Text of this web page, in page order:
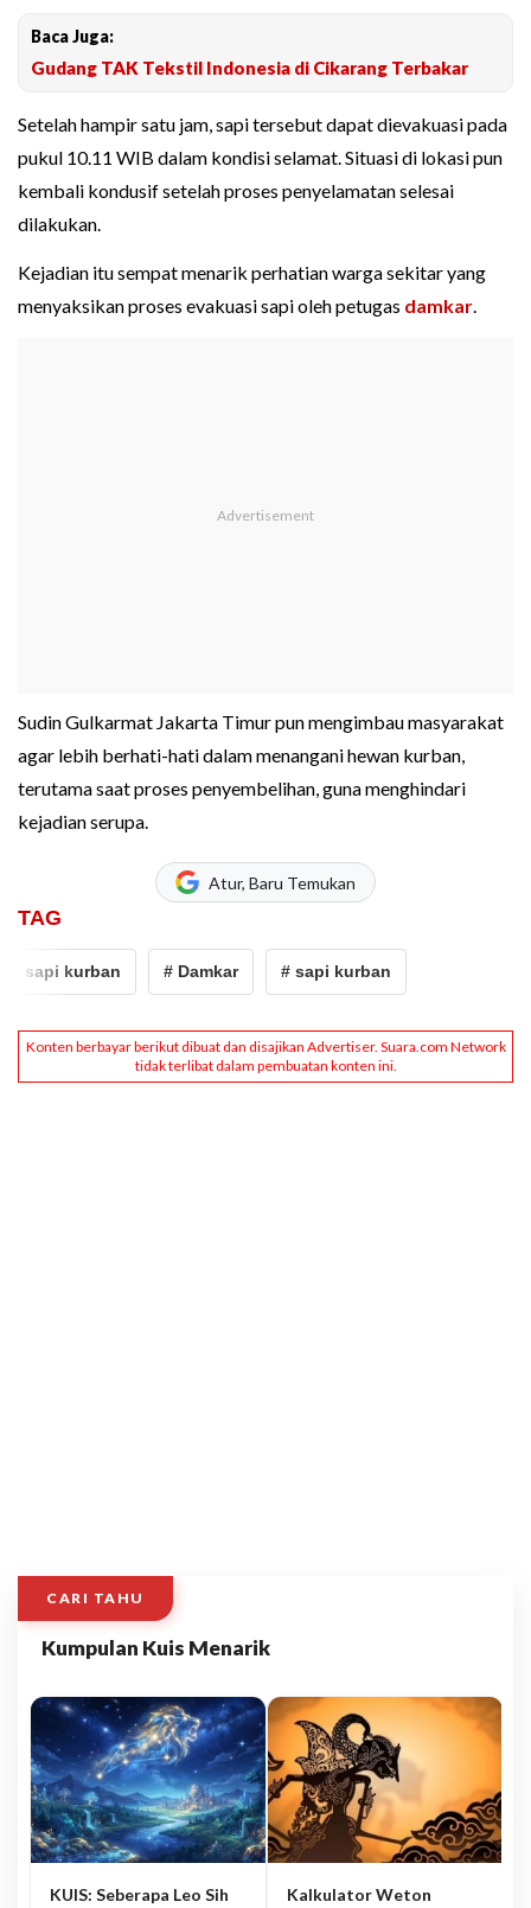
Baca Juga:
Gudang TAK Tekstil Indonesia di Cikarang Terbakar
Setelah hampir satu jam, sapi tersebut dapat dievakuasi pada
pukul 10.11 WIB dalam kondisi selamat. Situasi di lokasi pun
kembali kondusif setelah proses penyelamatan selesai
dilakukan.
Kejadian itu sempat menarik perhatian warga sekitar yang
menyaksikan proses evakuasi sapi oleh petugas damkar.
Sudin Gulkarmat Jakarta Timur pun mengimbau masyarakat
agar lebih berhati-hati dalam menangani hewan kurban,
terutama saat proses penyembelihan, guna menghindari
kejadian serupa.
Atur, Baru Temukan
TAG
# sapi kurban # Damkar # sapi kurban
CARI TAHU
Kumpulan Kuis Menarik
KUIS: Seberapa Leo Sih
Kalkulator Weton